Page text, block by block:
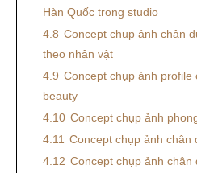
Hàn Quốc trong studio
4.8 Concept chụp ảnh chân
theo nhân vật
4.9 Concept chụp ảnh profile
beauty
4.10 Concept chụp ảnh
4.11 Concept chụp ảnh chân
4.12 Concept chụp ảnh chân